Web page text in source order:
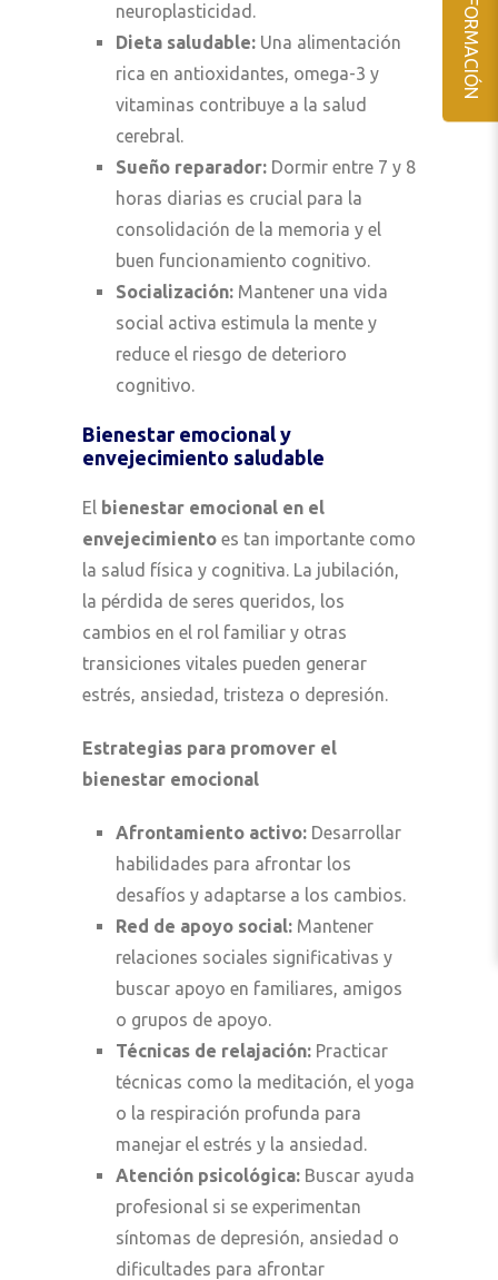
neuroplasticidad.
Dieta saludable: Una alimentación
rica en antioxidantes, omega-3 y
vitaminas contribuye a la salud
cerebral.
Sueño reparador: Dormir entre 7 y 8
horas diarias es crucial para la
consolidación de la memoria y el
buen funcionamiento cognitivo.
Socialización: Mantener una vida
social activa estimula la mente y
reduce el riesgo de deterioro
cognitivo.
Bienestar emocional y
envejecimiento saludable
El bienestar emocional en el
envejecimiento es tan importante como
la salud física y cognitiva. La jubilación,
la pérdida de seres queridos, los
cambios en el rol familiar y otras
transiciones vitales pueden generar
estrés, ansiedad, tristeza o depresión.
Estrategias para promover el
bienestar emocional
Afrontamiento activo: Desarrollar
habilidades para afrontar los
desafíos y adaptarse a los cambios.
Red de apoyo social: Mantener
relaciones sociales significativas y
buscar apoyo en familiares, amigos
o grupos de apoyo.
Técnicas de relajación: Practicar
técnicas como la meditación, el yoga
o la respiración profunda para
manejar el estrés y la ansiedad.
Atención psicológica: Buscar ayuda
profesional si se experimentan
síntomas de depresión, ansiedad o
dificultades para afrontar